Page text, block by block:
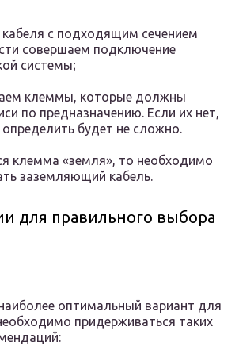
с подходящим сечением
совершаем подключение
системы;
клеммы, которые должны
по предназначению. Если их нет,
будет не сложно.
клемма «земля», то необходимо
заземляющий кабель.
для правильного выбора
оптимальный вариант для
придерживаться таких